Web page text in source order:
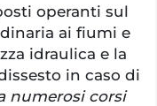
operanti sul
ai fiumi e
idraulica e la
in caso di
numerosi corsi